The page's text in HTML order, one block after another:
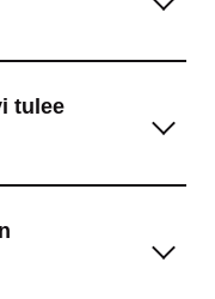
tulee